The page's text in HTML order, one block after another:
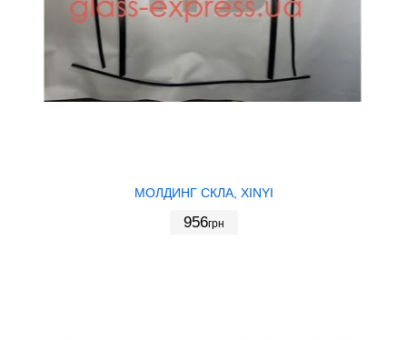
МОЛДИНГ СКЛА, XINYI
956грн